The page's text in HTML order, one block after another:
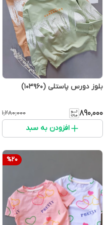
بلوز دورس پاستلی (103960)
۸۹۰٬۰۰۰ ۱٬۲۸۰٬۰۰۰
افزودن به سبد
%20